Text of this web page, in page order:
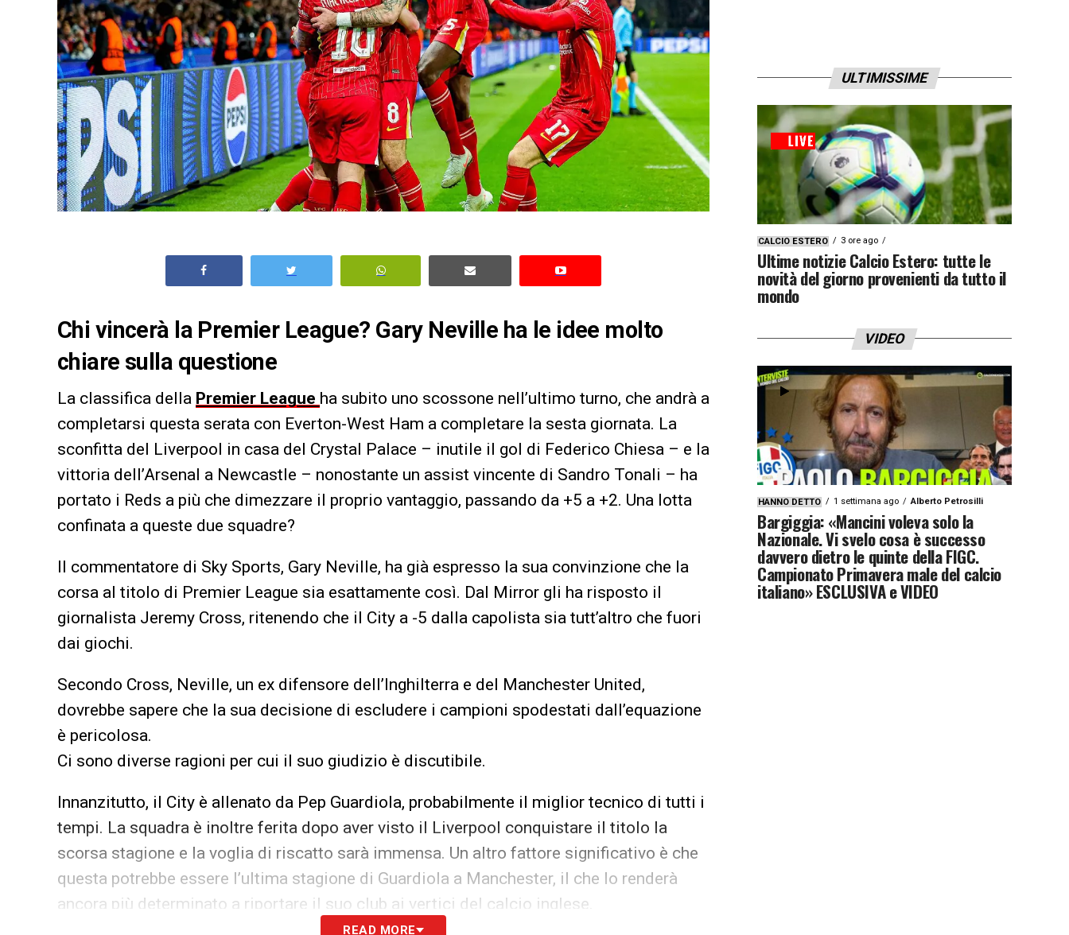
Chi vincerà la Premier League? Gary Neville ha le idee molto
chiare sulla questione
La classifica della Premier League ha subito uno scossone nell’ultimo turno, che andrà a
completarsi questa serata con Everton-West Ham a completare la sesta giornata. La
sconfitta del Liverpool in casa del Crystal Palace – inutile il gol di Federico Chiesa – e la
vittoria dell’Arsenal a Newcastle – nonostante un assist vincente di Sandro Tonali – ha
portato i Reds a più che dimezzare il proprio vantaggio, passando da +5 a +2. Una lotta
confinata a queste due squadre?
Il commentatore di Sky Sports, Gary Neville, ha già espresso la sua convinzione che la
corsa al titolo di Premier League sia esattamente così. Dal Mirror gli ha risposto il
giornalista Jeremy Cross, ritenendo che il City a -5 dalla capolista sia tutt’altro che fuori
dai giochi.
Secondo Cross, Neville, un ex difensore dell’Inghilterra e del Manchester United,
dovrebbe sapere che la sua decisione di escludere i campioni spodestati dall’equazione
è pericolosa.
Ci sono diverse ragioni per cui il suo giudizio è discutibile.
Innanzitutto, il City è allenato da Pep Guardiola, probabilmente il miglior tecnico di tutti i
tempi. La squadra è inoltre ferita dopo aver visto il Liverpool conquistare il titolo la
scorsa stagione e la voglia di riscatto sarà immensa. Un altro fattore significativo è che
questa potrebbe essere l’ultima stagione di Guardiola a Manchester, il che lo renderà
ancora più determinato a riportare il suo club ai vertici del calcio inglese.
READ MORE
ULTIMISSIME
CALCIO ESTERO 3 ore ago
Ultime notizie Calcio Estero: tutte le
novità del giorno provenienti da tutto il
mondo
VIDEO
HANNO DETTO 1 settimana ago Alberto Petrosilli
Bargiggia: «Mancini voleva solo la
Nazionale. Vi svelo cosa è successo
davvero dietro le quinte della FIGC.
Campionato Primavera male del calcio
italiano» ESCLUSIVA e VIDEO